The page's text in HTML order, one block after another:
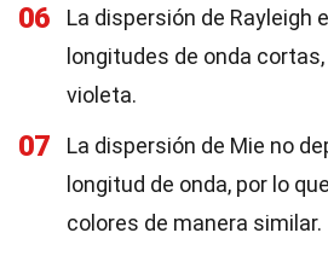
06
La dispersión de Rayleigh
longitudes de onda cortas,
violeta.
07
La dispersión de Mie no
longitud de onda, por lo
colores de manera similar.